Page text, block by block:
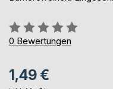
Bewertung::
0%
0 Bewertungen
1,49 €